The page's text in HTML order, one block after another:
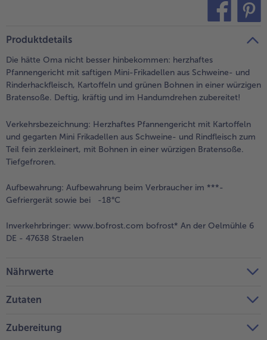
alle Kuchen & Torten
Süßspeisen
alle Süßspeisen
Obst
Wein & Spirituosen
alle Wein & Spirituosen
alle Küchenutensilien
alle bofrost*free
bofrost*high Protein
alle bofrost*high Protein
bofrost*plus.
Produktdetails
Die hätte Oma nicht besser hinbekommen: herzhaftes
Pfannengericht mit saftigen Mini-Frikadellen aus Schweine- und
Rinderhackfleisch, Kartoffeln und grünen Bohnen in einer würzigen
Bratensoße. Deftig, kräftig und im Handumdrehen zubereitet!
Verkehrsbezeichnung: Herzhaftes Pfannengericht mit Kartoffeln
und gegarten Mini Frikadellen aus Schweine- und Rindfleisch zum
Teil fein zerkleinert, mit Bohnen in einer würzigen Bratensoße.
Tiefgefroren.
Aufbewahrung: Aufbewahrung beim Verbraucher im ***-
Gefriergerät sowie bei -18°C
Inverkehrbringer: www.bofrost.com bofrost* An der Oelmühle 6
DE - 47638 Straelen
Nährwerte
Zutaten
Zubereitung